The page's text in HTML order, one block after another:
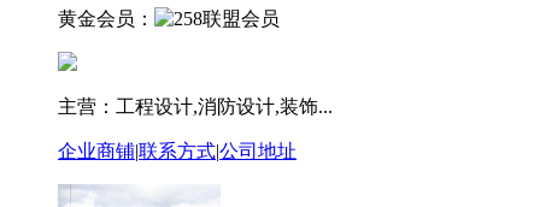
黄金会员：
主营：工程设计,消防设计,装饰...
企业商铺|联系方式|公司地址